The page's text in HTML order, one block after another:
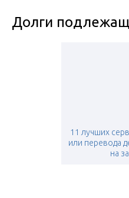
Долги
11 лучших
или перевода
на